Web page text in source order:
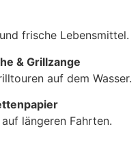
frische Lebensmittel.
& Grillzange
auf dem Wasser.
längeren Fahrten.